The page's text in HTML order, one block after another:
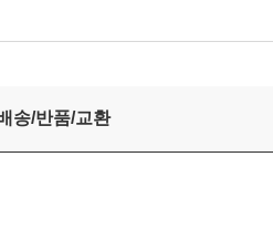
송/반품/교환